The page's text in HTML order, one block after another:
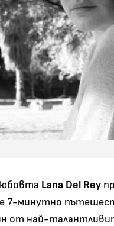
Lana Del Rey
е 7-минутно
от най-